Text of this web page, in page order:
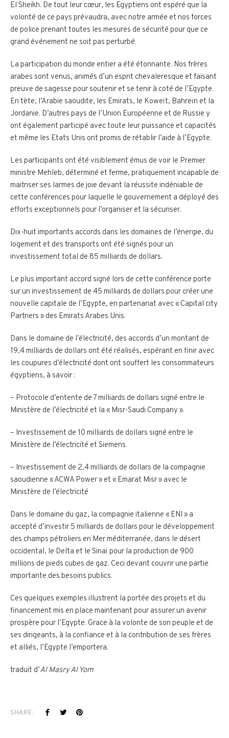
El Sheikh. De tout leur cœur, les Egyptiens ont espéré que la
volonté de ce pays prévaudra, avec notre armée et nos forces
de police prenant toutes les mesures de sécurité pour que ce
grand événement ne soit pas perturbé.
La participation du monde entier a été étonnante. Nos frères
arabes sont venus, animés d’un esprit chevaleresque et faisant
preuve de sagesse pour soutenir et se tenir à coté de l’Egypte.
En tète, l’Arabie saoudite, les Emirats, le Koweït, Bahreïn et la
Jordanie. D’autres pays de l’Union Européenne et de Russie y
ont également participé avec toute leur puissance et capacités
et même les Etats Unis ont promis de rétablir l’aide à l’Egypte.
Les participants ont été visiblement émus de voir le Premier
ministre Mehleb, déterminé et ferme, pratiquement incapable de
maitriser ses larmes de joie devant la réussite indéniable de
cette conférences pour laquelle le gouvernement a déployé des
efforts exceptionnels pour l’organiser et la sécuriser.
Dix-huit importants accords dans les domaines de l’énergie, du
logement et des transports ont été signés pour un
investissement total de 85 milliards de dollars.
Le plus important accord signé lors de cette conférence porte
sur un investissement de 45 milliards de dollars pour créer une
nouvelle capitale de l’Egypte, en partenariat avec « Capital city
Partners » des Emirats Arabes Unis.
Dans le domaine de l’électricité, des accords d’un montant de
19,4 milliards de dollars ont été réalisés, espérant en finir avec
les coupures d’électricité dont ont souffert les consommateurs
égyptiens, à savoir :
– Protocole d’entente de 7 milliards de dollars signé entre le
Ministère de l’électricité et la « Misr-Saudi Company ».
– Investissement de 10 milliards de dollars signé entre le
Ministère de l’électricité et Siemens.
– Investissement de 2,4 milliards de dollars de la compagnie
saoudienne « ACWA Power » et « Emarat Misr » avec le
Ministère de l’électricité
Dans le domaine du gaz, la compagnie italienne « ENI » a
accepté d’investir 5 milliards de dollars pour le développement
des champs pétroliers en Mer méditerranée, dans le désert
occidental, le Delta et le Sinaï pour la production de 900
millions de pieds cubes de gaz. Ceci devant couvrir une partie
importante des besoins publics.
Ces quelques exemples illustrent la portée des projets et du
financement mis en place maintenant pour assurer un avenir
prospère pour l’Egypte. Grace à la volonte de son peuple et de
ses dirigeants, à la confiance et à la contribution de ses frères
et alliés, l’Egypte l’emportera.
traduit d’Al Masry Al Yom
SHARE: